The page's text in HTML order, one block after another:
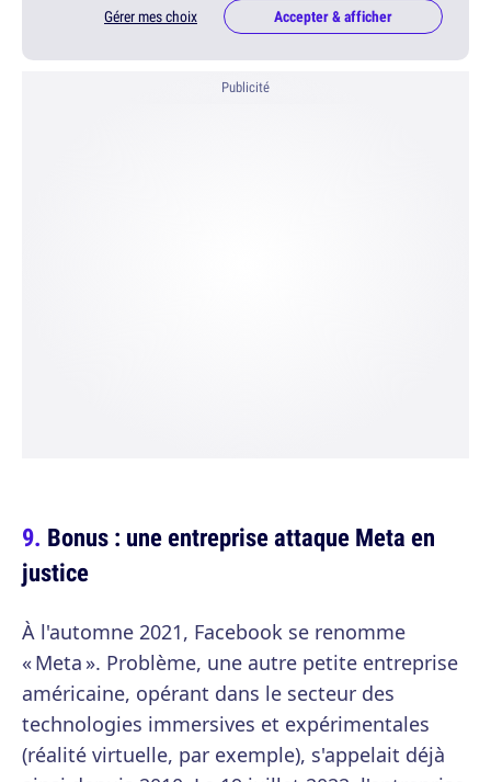
Gérer mes choix Accepter & afficher
Publicité
Bonus : une entreprise attaque Meta en
justice
À l'automne 2021, Facebook se renomme
« Meta ». Problème, une autre petite entreprise
américaine, opérant dans le secteur des
technologies immersives et expérimentales
(réalité virtuelle, par exemple), s'appelait déjà